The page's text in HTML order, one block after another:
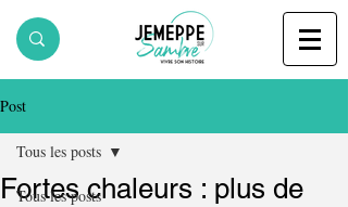
Post
Tous les posts
Tous les posts
Fortes chaleurs : plus de